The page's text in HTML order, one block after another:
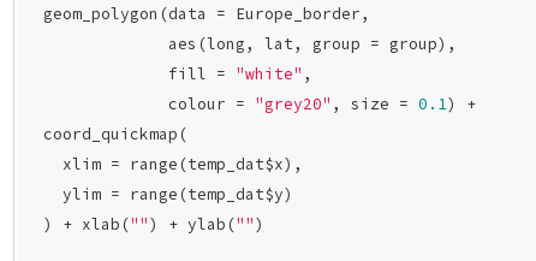
  geom_polygon(data = Europe_border,
               aes(long, lat, group = group),
               fill =
"white" ,
               colour =
"grey20" , size = 0.1) +
  coord_quickmap(
    xlim = range(temp_dat$x),
    ylim = range(temp_dat$y)
  ) + xlab(
"") + ylab("")